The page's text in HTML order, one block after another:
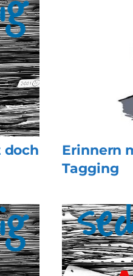
doch
Erinnern
Tagging